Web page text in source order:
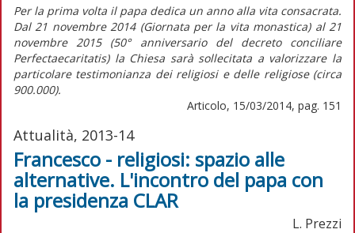
Per la prima volta il papa dedica un anno alla vita consacrata.
Dal 21 novembre 2014 (Giornata per la vita monastica) al 21
novembre 2015 (50° anniversario del decreto conciliare
Perfectaecaritatis) la Chiesa sarà sollecitata a valorizzare la
particolare testimonianza dei religiosi e delle religiose (circa
900.000).
Articolo, 15/03/2014, pag. 151
Attualità, 2013-14
Francesco - religiosi: spazio alle
alternative. L'incontro del papa con
la presidenza CLAR
L. Prezzi